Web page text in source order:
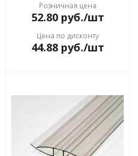
Розничная цена
52.80руб./шт
Цена по дисконту
44.88руб./шт